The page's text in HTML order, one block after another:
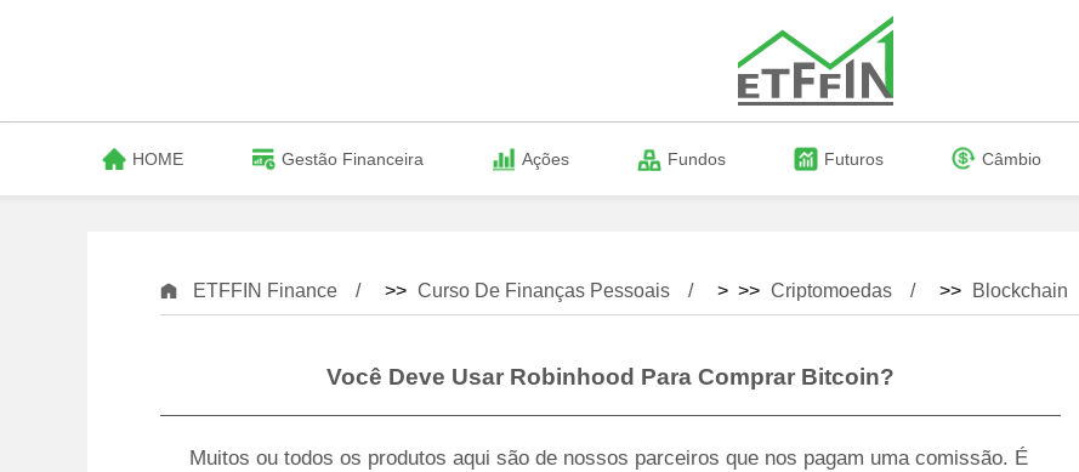
HOME Gestão Financeira Ações Fundos Futuros Câmbio
ETFFIN Finance >> Curso De Finanças Pessoais > >> Criptomoedas >> Blockchain
Você Deve Usar Robinhood Para Comprar Bitcoin?
Muitos ou todos os produtos aqui são de nossos parceiros que nos pagam uma comissão. É